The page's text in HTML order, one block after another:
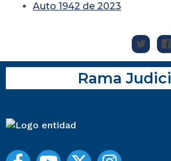
Auto 1942 de 2023
Rama